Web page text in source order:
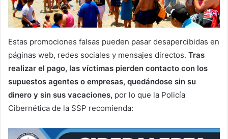
Estas promociones falsas pueden pasar desapercibidas en
páginas web, redes sociales y mensajes directos. Tras
realizar el pago, las víctimas pierden contacto con los
supuestos agentes o empresas, quedándose sin su
dinero y sin sus vacaciones, por lo que la Policía
Cibernética de la SSP recomienda: